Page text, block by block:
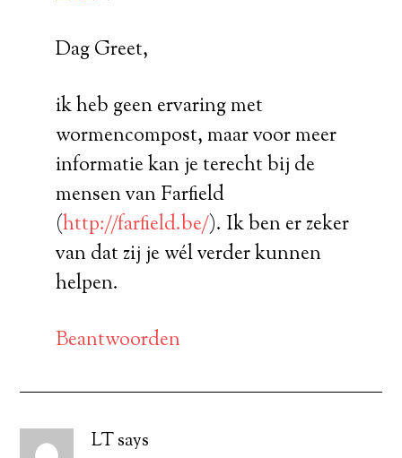
Dag Greet,
ik heb geen ervaring met
wormencompost, maar voor meer
informatie kan je terecht bij de
mensen van Farfield
(http://farfield.be/). Ik ben er zeker
van dat zij je wél verder kunnen
helpen.
Beantwoorden
LTsays